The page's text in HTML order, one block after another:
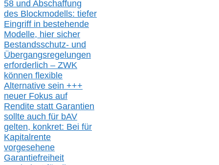
58 und Abschaffung
des Blockmodells: tiefer
Eingriff in bestehende
Modelle, hier sicher
Bestandsschutz- und
Übergangsregelungen
erforderlich – ZWK
können flexible
Alternative sein +++
neuer Fokus auf
Rendite statt Garantien
sollte auch für bAV
gelten, konkret: Bei für
Kapitalrente
vorgesehene
Garantiefreiheit